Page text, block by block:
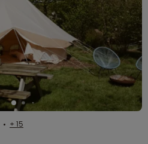
+ 15